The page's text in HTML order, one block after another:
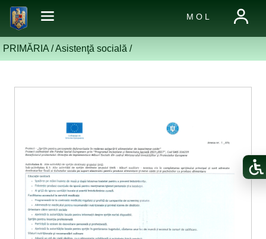
M O L
PRIMĂRIA /Asistenţă socială /